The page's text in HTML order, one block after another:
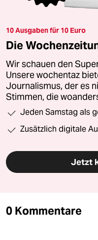
10 Ausgaben für 10 Euro
Die
Wir schauen den
Unsere wochentaz
Journalismus, der es
Stimmen, die
Jeden Samstag als
Zusätzlich digitale
Jetzt
0 Kommentare